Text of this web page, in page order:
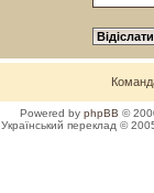
Powered by phpBB ©
Український переклад ©